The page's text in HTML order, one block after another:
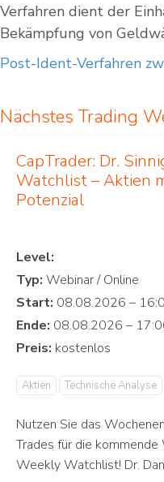
Verfahren dient der
Bekämpfung von
Post-Ident-Verfahren
Nächstes Trading
CapTrader: Dr.
Watchlist – Aktien
Potenzial
Level:
Typ:
Start:
Ende:
Preis:
Aktien Technische Analyse
Nutzen Sie das
Trades für die kommende
Weekly Watchlist! Dr.